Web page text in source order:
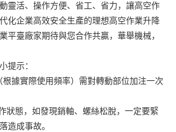
靈活、操作方便、省工、省力，讓高空作
化企業高效安全生產的理想高空作業升降
平臺廠家期待與您合作共贏，華舉機械，
提示：
據實際使用頻率）需對轉動部位加注一次
狀態，如發現銷軸、螺絲松脫，一定要緊
造成事故。